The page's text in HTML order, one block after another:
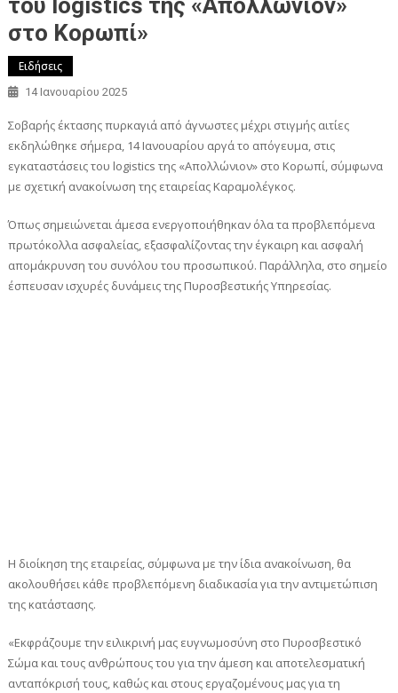
του logistics της «Απολλώνιον»
στο Κορωπί»
Ειδήσεις
14 Ιανουαρίου 2025
Σοβαρής έκτασης πυρκαγιά από άγνωστες μέχρι στιγμής αιτίες
εκδηλώθηκε σήμερα, 14 Ιανουαρίου αργά το απόγευμα, στις
εγκαταστάσεις του logistics της «Απολλώνιον» στο Κορωπί, σύμφωνα
με σχετική ανακοίνωση της εταιρείας Καραμολέγκος.
Όπως σημειώνεται άμεσα ενεργοποιήθηκαν όλα τα προβλεπόμενα
πρωτόκολλα ασφαλείας, εξασφαλίζοντας την έγκαιρη και ασφαλή
απομάκρυνση του συνόλου του προσωπικού. Παράλληλα, στο σημείο
έσπευσαν ισχυρές δυνάμεις της Πυροσβεστικής Υπηρεσίας.
Η διοίκηση της εταιρείας, σύμφωνα με την ίδια ανακοίνωση, θα
ακολουθήσει κάθε προβλεπόμενη διαδικασία για την αντιμετώπιση
της κατάστασης.
«Εκφράζουμε την ειλικρινή μας ευγνωμοσύνη στο Πυροσβεστικό
Σώμα και τους ανθρώπους του για την άμεση και αποτελεσματική
ανταπόκρισή τους, καθώς και στους εργαζομένους μας για τη